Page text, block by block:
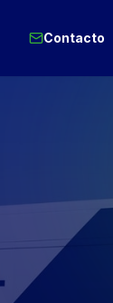
Contacto